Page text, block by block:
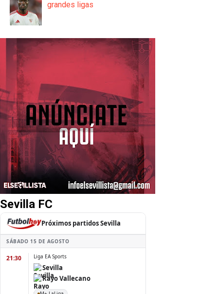
grandes ligas
Sevilla FC